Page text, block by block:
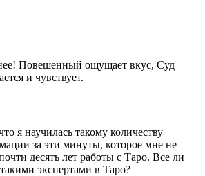
Повешенный ощущает вкус, Суд
и чувствует.
я научилась такому количеству
за эти минуты, которое мне не
десять лет работы с Таро. Все ли
экспертами в Таро?